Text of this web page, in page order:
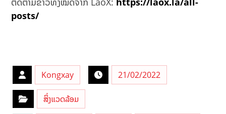
posts/
Kongxay 21/02/2022
ສິ່ງແວດລ້ອມ